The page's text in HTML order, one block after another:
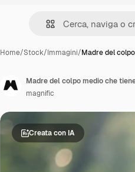
Home/Stock/Immagini/Madre del
Creata con IA
Madre del colpo medio che
magnific